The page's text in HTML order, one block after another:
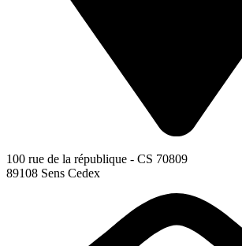
100 rue de la république - CS 70809
89108 Sens Cedex